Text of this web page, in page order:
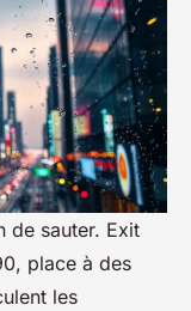
de sauter. Exit
place à des
les